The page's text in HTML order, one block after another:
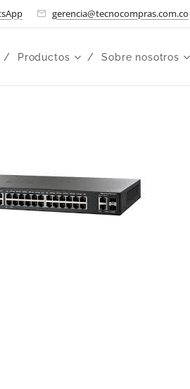
gerencia@tecnocompras.com.co
Productos Sobre nosotros